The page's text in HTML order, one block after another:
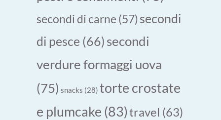
secondi di carne (57)secondi
di pesce (66) secondi
verdure formaggi uova
(75) snacks (28) torte crostate
e plumcake (83)travel (63)